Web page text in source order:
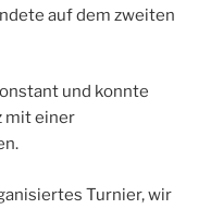
auf dem zweiten
und konnte
mit einer
Turnier, wir